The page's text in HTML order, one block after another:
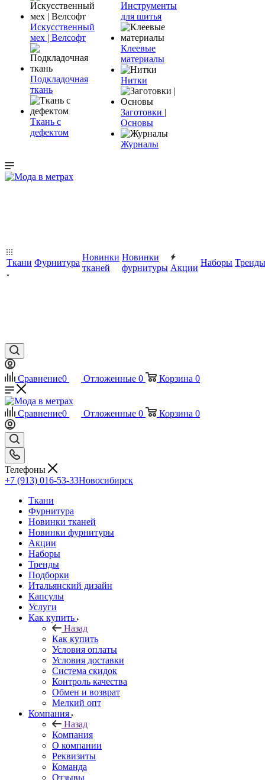
Искусственный
мех | Велсофт
Подкладочная
ткань
Ткань с
дефектом
Инструменты
для шитья
Клеевые
материалы
Нитки
Заготовки |
Основы
Журналы
Ткани Фурнитура
Новинки
тканей
Новинки
фурнитуры Акции
Наборы Тренды
Сравнение0 Отложенные 0 Корзина 0
Сравнение0 Отложенные 0 Корзина 0
Телефоны
+7 (913) 016-53-33Новосибирск
Ткани
Фурнитура
Новинки тканей
Новинки фурнитуры
Акции
Наборы
Тренды
Подборки
Итальянский дизайн
Капсулы
Услуги
Как купить
Назад
Как купить
Условия оплаты
Условия доставки
Система скидок
Контроль качества
Обмен и возврат
Мелкий опт
Компания
Назад
Компания
О компании
Реквизиты
Команда
Отзывы